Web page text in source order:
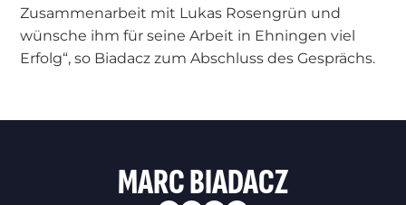
Zusammenarbeit mit Lukas Rosengrün und
wünsche ihm für seine Arbeit in Ehningen viel
Erfolg“, so Biadacz zum Abschluss des Gesprächs.
MARC BIADACZ